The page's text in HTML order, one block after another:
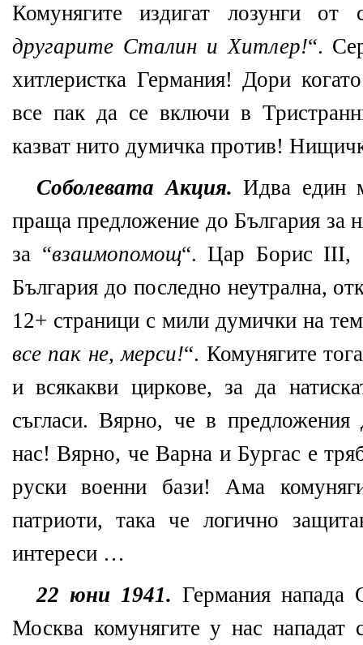
Комунягите издигат лозунги от
другарите Сталин и Хитлер!“.
хитлеристка Германия! Дори
все пак да се включи в
казват нито думичка против!
Соболевата Акция. Идва един
праща предложение до България за
за “взаимопомощ“. Цар Борис III,
България до последно неутрална,
12+ страници с мили думички на
все пак не, мерси!“. Комунягите
и всякакви циркове, за да
съгласи. Вярно, че в предложения
нас! Вярно, че Варна и Бургас е
руски военни бази! Ама
патриоти, така че логично
интереси …
22 юни 1941. Германия
Москва комунягите у нас нападат